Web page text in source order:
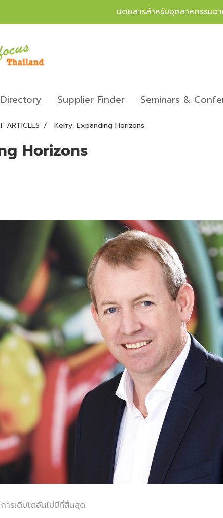
นิตยสารสำหรับอุตสาหกรรมอ
Supplier Finder Seminars &
ARTICLES Kerry: Expanding Horizons
Horizons
รเติบโตอันไม่มีที่สิ้นสุด